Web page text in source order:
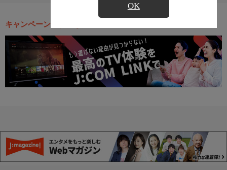
OK
キャンペーン・お得な情報